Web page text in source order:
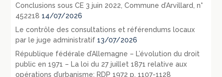
Conclusions sous CE 3 juin 2022, Commune d’Arvillard, n°
452218 14/07/2026
Le contrôle des consultations et référendums locaux
par le juge administratif 13/07/2026
République fédérale d’Allemagne – L’évolution du droit
public en 1971 – La loi du 27 juillet 1871 relative aux
opérations d’urbanisme: RDP 1972 p. 1107-1128